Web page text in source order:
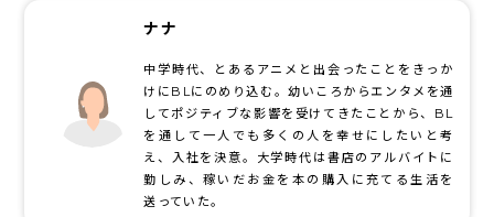
ナナ
中学時代、とあるアニメと出会ったことをきっか
けにBLにのめり込む。幼いころからエンタメを通
してポジティブな影響を受けてきたことから、BL
を通して一人でも多くの人を幸せにしたいと考
え、入社を決意。大学時代は書店のアルバイトに
勤しみ、稼いだお金を本の購入に充てる生活を
送っていた。